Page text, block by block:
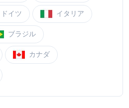
ドイツ イタリア
ブラジル
カナダ